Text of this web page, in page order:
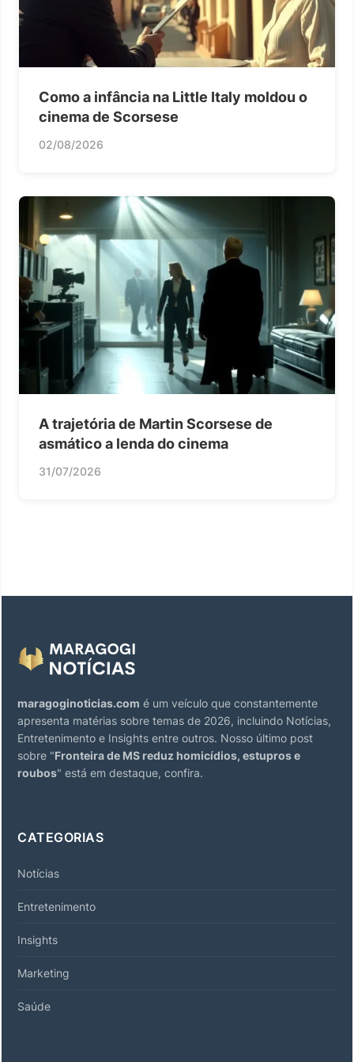
Como a infância na Little Italy moldou o
cinema de Scorsese
02/08/2026
A trajetória de Martin Scorsese de
asmático a lenda do cinema
31/07/2026
maragoginoticias.com é um veículo que constantemente
apresenta matérias sobre temas de 2026, incluindo Notícias,
Entretenimento e Insights entre outros. Nosso último post
sobre "Fronteira de MS reduz homicídios, estupros e
roubos" está em destaque, confira.
CATEGORIAS
Notícias
Entretenimento
Insights
Marketing
Saúde